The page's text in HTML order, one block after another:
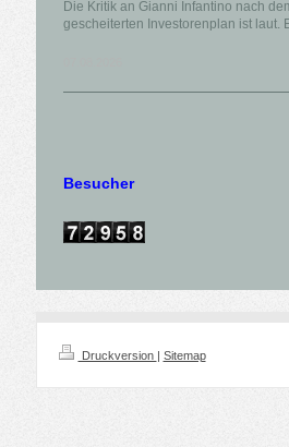
Die Kritik an Gianni Infantino nach
gescheiterten Investorenplan ist laut.
Besucher
Druckversion | Sitemap